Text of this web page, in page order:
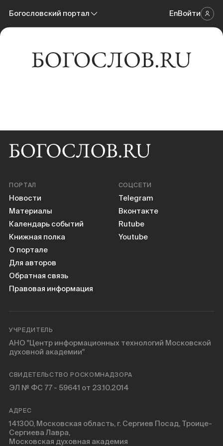
Богословский портал
Богословский портал
EnВойти
Новости
Научные инструменты
ПОРТАЛ
Новости
Материалы
Календарь событий
Книжная полка
О портале
Для авторов
Обратная связь
Правовая информация
СОЦСЕТИ
Telegram
Вконтакте
Rutube
Youtube
УЧРЕДИТЕЛЬ
АНО "Центр информационных технологий Московской
духовной академии"
СВИДЕТЕЛЬСТВО РОСКОМНАДЗОРА
ЭЛ № ФС 77 - 59641 от 23.10.2014
АДРЕС
141300, Московская область, г. Сергиев Посад, Троице-
Сергиева Лавра,
Московская духовная академия